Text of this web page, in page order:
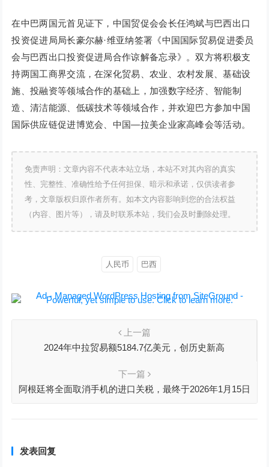
在中巴两国元首见证下，中国贸促会会长任鸿斌与巴西出口
投资促进局局长豪尔赫·维亚纳签署《中国国际贸易促进委员
会与巴西出口投资促进局合作谅解备忘录》。双方将积极支
持两国工商界交流，在深化贸易、农业、农村发展、基础设
施、投融资等领域合作的基础上，加强数字经济、智能制
造、清洁能源、低碳技术等领域合作，并欢迎巴方参加中国
国际供应链促进博览会、中国—拉美企业家高峰会等活动。
免责声明：文章内容不代表本站立场，本站不对其内容的真实
性、完整性、准确性给予任何担保、暗示和承诺，仅供读者参
考，文章版权归原作者所有。如本文内容影响到您的合法权益
（内容、图片等），请及时联系本站，我们会及时删除处理。
人民币 巴西
上一篇
2024年中拉贸易额5184.7亿美元，创历史新高
下一篇
阿根廷将全面取消手机的进口关税，最终于2026年1月15日
发表回复